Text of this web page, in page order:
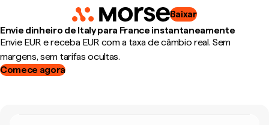
Baixar
Envie dinheiro de Italy para France instantaneamente
Envie EUR e receba EUR com a taxa de câmbio real. Sem
margens, sem tarifas ocultas.
Comece agora